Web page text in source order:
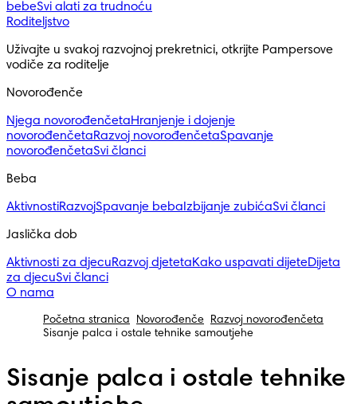
bebeSvi alati za trudnoću
Roditeljstvo
Uživajte u svakoj razvojnoj prekretnici, otkrijte Pampersove
vodiče za roditelje
Novorođenče
Njega novorođenčetaHranjenje i dojenje
novorođenčetaRazvoj novorođenčetaSpavanje
novorođenčetaSvi članci
Beba
AktivnostiRazvojSpavanje beba Izbijanje zubićaSvi članci
Jaslička dob
Aktivnosti za djecuRazvoj djetetaKako uspavati dijeteDijeta
za djecuSvi članci
O nama
Početna stranica Novorođenče
Razvoj novorođenčeta
Sisanje palca i ostale tehnike samoutjehe
Sisanje palca i ostale tehnike